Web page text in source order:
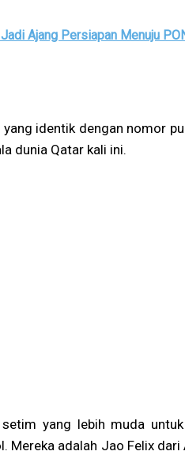
Ajang Persiapan Menuju
identik dengan nomor
dunia Qatar kali ini.
yang lebih muda
Mereka adalah Jao Felix